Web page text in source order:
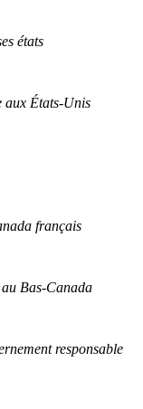
états
aux États-Unis
français
Bas-Canada
responsable